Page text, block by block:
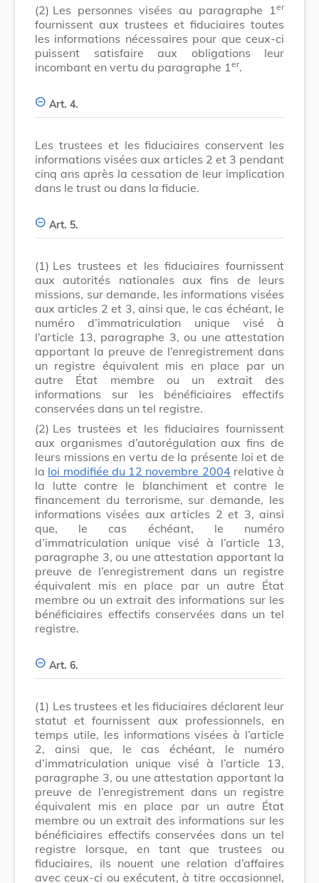
(2) Les personnes visées au paragraphe 1 er
fournissent aux trustees et fiduciaires toutes
les informations nécessaires pour que ceux-ci
puissent satisfaire aux obligations leur
incombant en vertu du paragraphe 1 er.
Art. 4.
Les trustees et les fiduciaires conservent les
informations visées aux articles 2 et 3 pendant
cinq ans après la cessation de leur implication
dans le trust ou dans la fiducie.
Art. 5.
(1) Les trustees et les fiduciaires fournissent
aux autorités nationales aux fins de leurs
missions, sur demande, les informations visées
aux articles 2 et 3, ainsi que, le cas échéant, le
numéro d’immatriculation unique visé à
l’article 13, paragraphe 3, ou une attestation
apportant la preuve de l’enregistrement dans
un registre équivalent mis en place par un
autre État membre ou un extrait des
informations sur les bénéficiaires effectifs
conservées dans un tel registre.
(2) Les trustees et les fiduciaires fournissent
aux organismes d’autorégulation aux fins de
leurs missions en vertu de la présente loi et de
la loi modifiée du 12 novembre 2004 relative à
la lutte contre le blanchiment et contre le
financement du terrorisme, sur demande, les
informations visées aux articles 2 et 3, ainsi
que, le cas échéant, le numéro
d’immatriculation unique visé à l’article 13,
paragraphe 3, ou une attestation apportant la
preuve de l’enregistrement dans un registre
équivalent mis en place par un autre État
membre ou un extrait des informations sur les
bénéficiaires effectifs conservées dans un tel
registre.
Art. 6.
(1) Les trustees et les fiduciaires déclarent leur
statut et fournissent aux professionnels, en
temps utile, les informations visées à l’article
2, ainsi que, le cas échéant, le numéro
d’immatriculation unique visé à l’article 13,
paragraphe 3, ou une attestation apportant la
preuve de l’enregistrement dans un registre
équivalent mis en place par un autre État
membre ou un extrait des informations sur les
bénéficiaires effectifs conservées dans un tel
registre lorsque, en tant que trustees ou
fiduciaires, ils nouent une relation d’affaires
avec ceux-ci ou exécutent, à titre occasionnel,